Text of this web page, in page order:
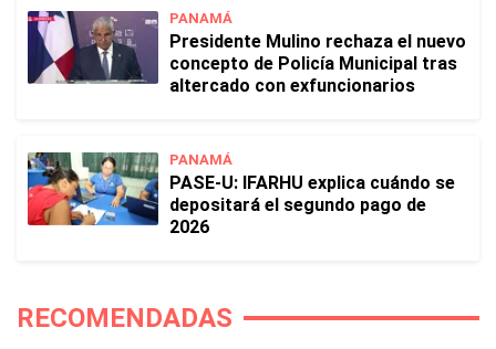
PANAMÁ
Presidente Mulino rechaza el nuevo
concepto de Policía Municipal tras
altercado con exfuncionarios
PANAMÁ
PASE-U: IFARHU explica cuándo se
depositará el segundo pago de
2026
RECOMENDADAS